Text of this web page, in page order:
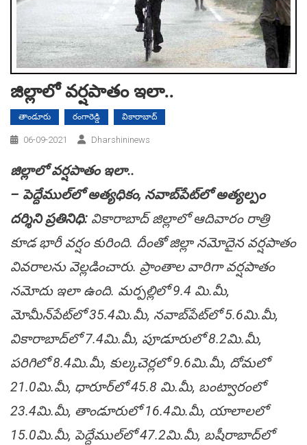
జిల్లాలో వ‌ర్ష‌పాతం ఇలా..
తాండూరు రంగారెడ్డి వికారాబాద్
06-09-2021 Dharshininews
జిల్లాలో వ‌ర్ష‌పాతం ఇలా..
– పెద్దేముల్‌లో అత్య‌ధికం, న‌వాబ్‌పేట్‌లో అత్య‌ల్పం
ద‌ర్శిని ప్ర‌తినిధి: వికారాబాద్ జిల్లాలో ఆదివారం రాత్రి
కూడ భారీ వ‌ర్షం కురింది. దీంతో జిల్లా న‌మోదైన వ‌ర్ష‌పాతం
వివ‌రాల‌ను వెల్ల‌డించారు. ప్రాంతాల వారిగా వ‌ర్ష‌పాతం
న‌మోదు ఇలా ఉంది. మ‌ర్ప‌ల్లిలో 9.4 మి.మీ,
మోమీన్‌పేట్‌లో 35.4మి.మీ, నవాబ్‌పేట్‌లో 5.6మి.మీ,
వికారాబాద్‌లో 7.4మి.మీ, పూడూరులో 8.2మి.మీ,
ప‌రిగిలో 8.4మి.మీ, కుల్క‌చెర్ల‌లో 9.6మి.మీ, దోమ‌లో
21.0మి.మీ, ధారూర్‌లో 45.8 మి.మీ, బంట్వారంలో
23.4మి.మీ, తాండూరులో 16.4మి.మీ, యాలాల‌లో
15.0మి.మీ, పెద్దేముల్‌లో 47.2మి.మీ, బ‌షీరాబాద్‌లో